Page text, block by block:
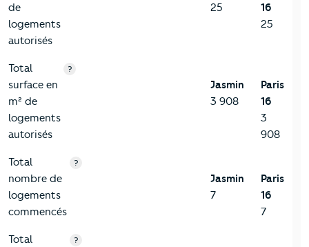
de
logements
autorisés
25
16
25
Total
surface en
m² de
logements
autorisés
?
Jasmin
3 908
Paris
16
3
908
Total
nombre de
logements
commencés
?
Jasmin
7
Paris
16
7
Total ?